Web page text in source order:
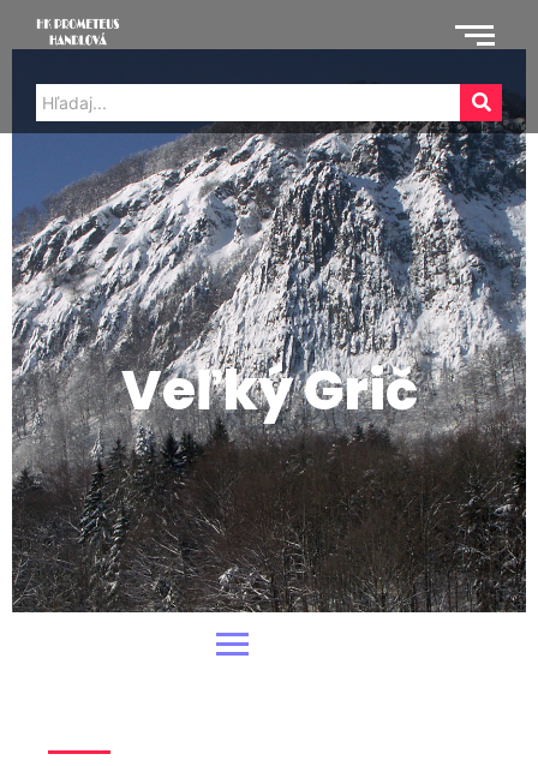
Veľký Grič
Veľký Grič